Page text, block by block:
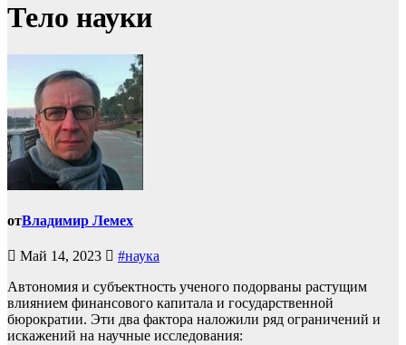
Тело науки
отВладимир Лемех
Май 14, 2023
#наука
Автономия и субъектность ученого подорваны растущим
влиянием финансового капитала и государственной
бюрократии. Эти два фактора наложили ряд ограничений и
искажений на научные исследования: